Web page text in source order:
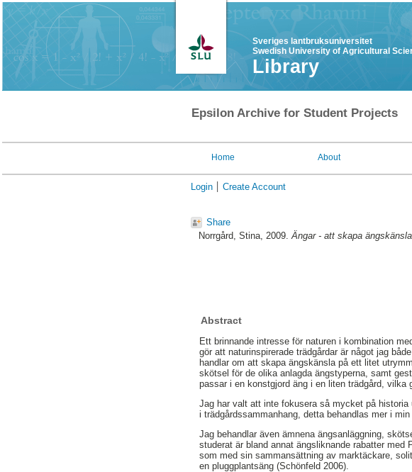
Sveriges lantbruksuniversitet
Swedish University of Agricultural
Library
Epsilon Archive for Student Projects
Home About
Login Create Account
Share
Norrgård, Stina, 2009.Ängar - att skapa
Abstract
Ett brinnande intresse för naturen i kombination
gör att naturinspirerade trädgårdar är något jag
handlar om att skapa ängskänsla på ett litet
skötsel för de olika anlagda ängstyperna, samt
passar i en konstgjord äng i en liten trädgård,
Jag har valt att inte fokusera så mycket på
i trädgårdssammanhang, detta behandlas mer i min
Jag behandlar även ämnena ängsanläggning,
studerat är bland annat ängsliknande rabatter med
som med sin sammansättning av marktäckare,
en pluggplantsäng (Schönfeld 2006).